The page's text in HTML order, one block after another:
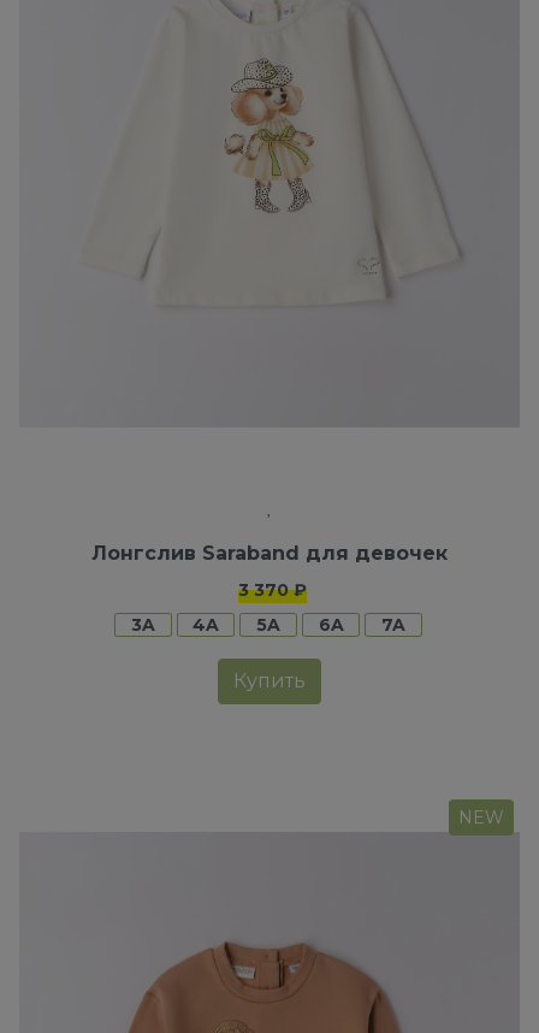
Лонгслив Saraband для девочек
3 370 ₽
3A
4A 5A 6A 7A
Купить
NEW